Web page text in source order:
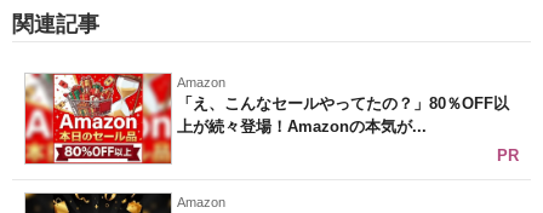
関連記事
Amazon
「え、こんなセールやってたの？」80％OFF以
上が続々登場！Amazonの本気が...
PR
Amazon